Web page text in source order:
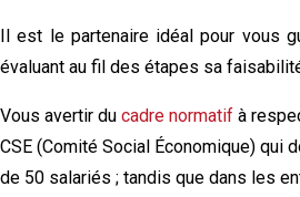
Il est le partenaire idéal pour vous
évaluant au fil des étapes sa
Vous avertir du cadre normatif à
CSE (Comité Social Économique)
de 50 salariés ; tandis que dans les